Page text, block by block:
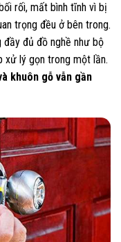
rối, mất bình tĩnh vì bị
trọng đều ở bên trong.
đầy đủ đồ nghề như bộ
xử lý gọn trong một lần.
khuôn gỗ vẫn gần